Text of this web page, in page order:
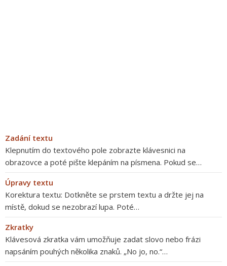
Zadání textu
Klepnutím do textového pole zobrazte klávesnici na
obrazovce a poté pište klepáním na písmena. Pokud se…
Úpravy textu
Korektura textu: Dotkněte se prstem textu a držte jej na
místě, dokud se nezobrazí lupa. Poté…
Zkratky
Klávesová zkratka vám umožňuje zadat slovo nebo frázi
napsáním pouhých několika znaků. „No jo, no.“…